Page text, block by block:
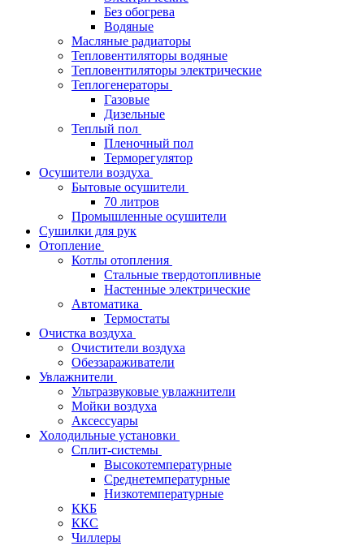
Без обогрева
Водяные
Масляные радиаторы
Тепловентиляторы водяные
Тепловентиляторы электрические
Теплогенераторы
Газовые
Дизельные
Теплый пол
Пленочный пол
Терморегулятор
Осушители воздуха
Бытовые осушители
70 литров
Промышленные осушители
Сушилки для рук
Отопление
Котлы отопления
Стальные твердотопливные
Настенные электрические
Автоматика
Термостаты
Очистка воздуха
Очистители воздуха
Обеззараживатели
Увлажнители
Ультразвуковые увлажнители
Мойки воздуха
Аксессуары
Холодильные установки
Сплит-системы
Высокотемпературные
Среднетемпературные
Низкотемпературные
ККБ
ККС
Чиллеры